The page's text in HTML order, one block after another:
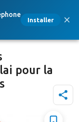
Installer
pour la